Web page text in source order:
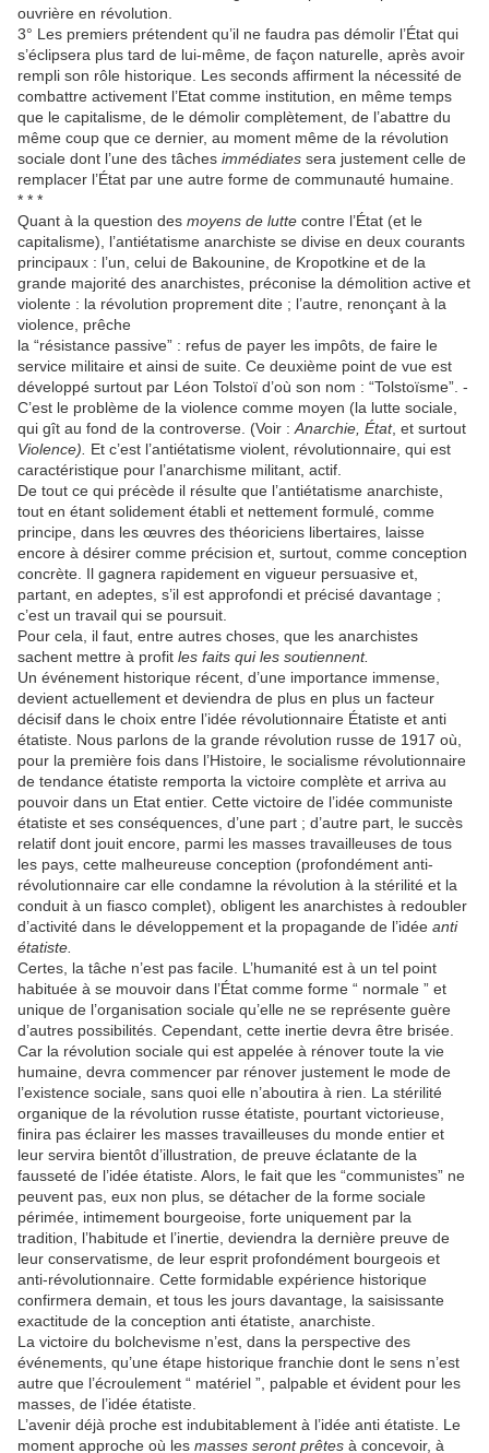
ouvrière en révolution.
3° Les premiers prétendent qu’il ne faudra pas démolir l’État qui
s’éclipsera plus tard de lui-même, de façon naturelle, après avoir
rempli son rôle historique. Les seconds affirment la nécessité de
combattre activement l’Etat comme institution, en même temps
que le capitalisme, de le démolir complètement, de l’abattre du
même coup que ce dernier, au moment même de la révolution
sociale dont l’une des tâches immédiates sera justement celle de
remplacer l’État par une autre forme de communauté humaine.
* * *
Quant à la question des moyens de lutte contre l’État (et le
capitalisme), l’antiétatisme anarchiste se divise en deux courants
principaux : l’un, celui de Bakounine, de Kropotkine et de la
grande majorité des anarchistes, préconise la démolition active et
violente : la révolution proprement dite ; l’autre, renonçant à la
violence, prêche
la “résistance passive” : refus de payer les impôts, de faire le
service militaire et ainsi de suite. Ce deuxième point de vue est
développé surtout par Léon Tolstoï d’où son nom : “Tolstoïsme”. -
C’est le problème de la violence comme moyen (la lutte sociale,
qui gît au fond de la controverse. (Voir : Anarchie, État, et surtout
Violence).
Et c’est l’antiétatisme violent, révolutionnaire, qui est
caractéristique pour l’anarchisme militant, actif.
De tout ce qui précède il résulte que l’antiétatisme anarchiste,
tout en étant solidement établi et nettement formulé, comme
principe, dans les œuvres des théoriciens libertaires, laisse
encore à désirer comme précision et, surtout, comme conception
concrète. Il gagnera rapidement en vigueur persuasive et,
partant, en adeptes, s’il est approfondi et précisé davantage ;
c’est un travail qui se poursuit.
Pour cela, il faut, entre autres choses, que les anarchistes
sachent mettre à profit les faits qui les soutiennent.
Un événement historique récent, d’une importance immense,
devient actuellement et deviendra de plus en plus un facteur
décisif dans le choix entre l’idée révolutionnaire Étatiste et anti
étatiste. Nous parlons de la grande révolution russe de 1917 où,
pour la première fois dans l’Histoire, le socialisme révolutionnaire
de tendance étatiste remporta la victoire complète et arriva au
pouvoir dans un Etat entier. Cette victoire de l’idée communiste
étatiste et ses conséquences, d’une part ; d’autre part, le succès
relatif dont jouit encore, parmi les masses travailleuses de tous
les pays, cette malheureuse conception (profondément anti-
révolutionnaire car elle condamne la révolution à la stérilité et la
conduit à un fiasco complet), obligent les anarchistes à redoubler
d’activité dans le développement et la propagande de l’idée anti
étatiste.
Certes, la tâche n’est pas facile. L’humanité est à un tel point
habituée à se mouvoir dans l’État comme forme “ normale ” et
unique de l’organisation sociale qu’elle ne se représente guère
d’autres possibilités. Cependant, cette inertie devra être brisée.
Car la révolution sociale qui est appelée à rénover toute la vie
humaine, devra commencer par rénover justement le mode de
l’existence sociale, sans quoi elle n’aboutira à rien. La stérilité
organique de la révolution russe étatiste, pourtant victorieuse,
finira pas éclairer les masses travailleuses du monde entier et
leur servira bientôt d’illustration, de preuve éclatante de la
fausseté de l’idée étatiste. Alors, le fait que les “communistes” ne
peuvent pas, eux non plus, se détacher de la forme sociale
périmée, intimement bourgeoise, forte uniquement par la
tradition, l’habitude et l’inertie, deviendra la dernière preuve de
leur conservatisme, de leur esprit profondément bourgeois et
anti-révolutionnaire. Cette formidable expérience historique
confirmera demain, et tous les jours davantage, la saisissante
exactitude de la conception anti étatiste, anarchiste.
La victoire du bolchevisme n’est, dans la perspective des
événements, qu’une étape historique franchie dont le sens n’est
autre que l’écroulement “ matériel ”, palpable et évident pour les
masses, de l’idée étatiste.
L’avenir déjà proche est indubitablement à l’idée anti étatiste. Le
moment approche où les masses seront prêtes à concevoir, à